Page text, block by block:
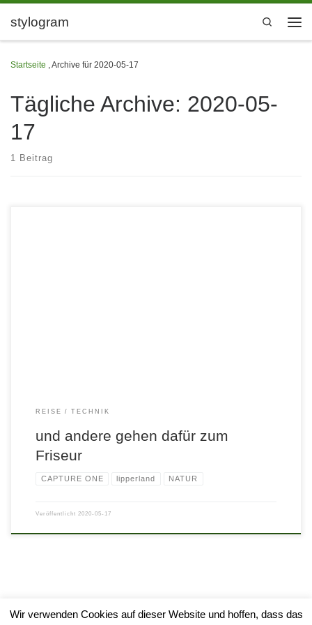
Zum Inhalt springen
stylogram
Search
Startseite ,Archive für 2020-05-17
Tägliche Archive: 2020-05-
17
1 Beitrag
REISE TECHNIK
und andere gehen dafür zum
Friseur
CAPTURE ONE lipperland NATUR
Veröffentlicht 2020-05-17
Wir verwenden Cookies auf dieser Website und hoffen, dass das